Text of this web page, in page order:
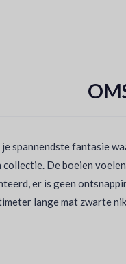
spannendste fantasie
De boeien
er is geen
lange mat zwarte